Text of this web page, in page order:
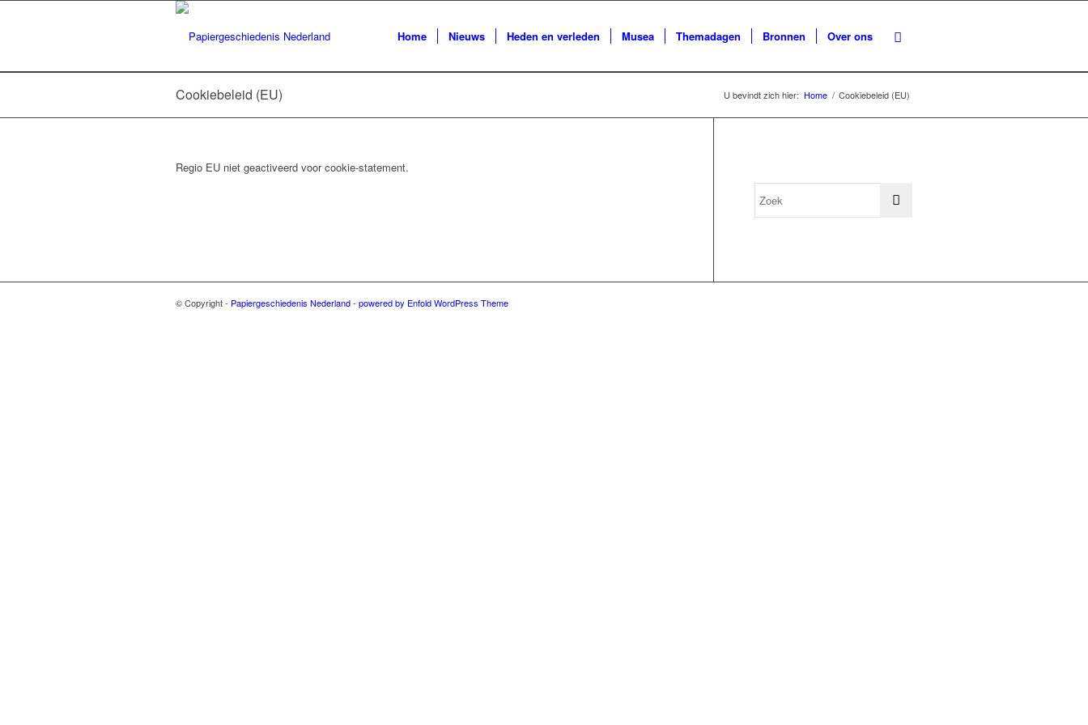
Home Nieuws Heden en verleden Musea Themadagen Bronnen Over ons
Cookiebeleid (EU) U bevindt zich hier: Home / Cookiebeleid (EU)
Regio EU niet geactiveerd voor cookie-statement.
© Copyright - Papiergeschiedenis Nederland- powered by Enfold WordPress Theme